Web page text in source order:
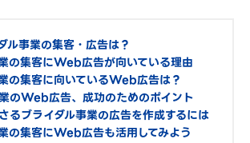
ル事業の集客・広告は？
の集客にWeb広告が向いている理由
の集客に向いているWeb広告は？
のWeb広告、成功のためのポイント
るブライダル事業の広告を作成するには
の集客にWeb広告も活用してみよう